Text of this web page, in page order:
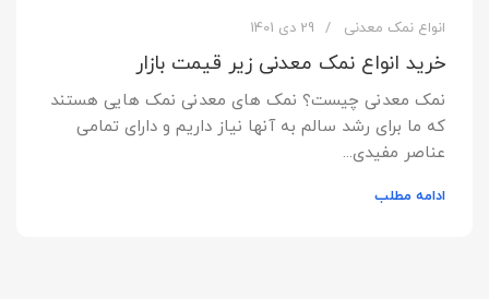
انواع نمک معدنی 29 دی 1401
خرید انواع نمک معدنی زیر قیمت بازار
نمک معدنی چیست؟ نمک های معدنی نمک هایی هستند
که ما برای رشد سالم به آنها نیاز داریم و دارای تمامی
عناصر مفیدی...
ادامه مطلب